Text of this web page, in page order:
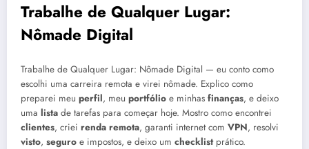
Trabalhe de Qualquer Lugar:
Nômade Digital
Trabalhe de Qualquer Lugar: Nômade Digital — eu conto como
escolhi uma carreira remota e virei nômade. Explico como
preparei meu perfil, meu portfólio e minhas finanças, e deixo
uma lista de tarefas para começar hoje. Mostro como encontrei
clientes, criei renda remota, garanti internet com VPN, resolvi
visto, seguro e impostos, e deixo um checklistprático.